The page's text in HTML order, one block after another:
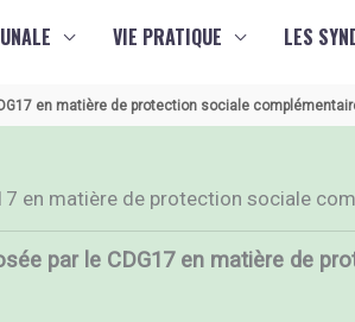
VIE PRATIQUE LES
en matière de protection sociale
en matière de protection sociale
par le CDG17 en matière de